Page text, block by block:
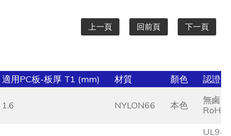
上一頁 回前頁 下一頁
適用PC板-板厚 T1 (mm) 材質 顏色
認證
1.6 NYLON66 本色
無鹵素,
RoHS